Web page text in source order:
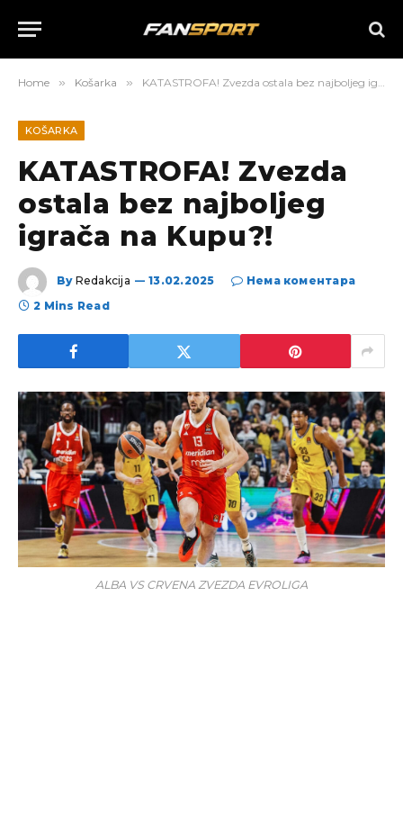
Home » Košarka » KATASTROFA! Zvezda ostala bez najboljeg igrača na Kupu?!
KOŠARKA
KATASTROFA! Zvezda
ostala bez najboljeg
igrača na Kupu?!
By Redakcija 13.02.2025
Нема коментара
2 Mins Read
ALBA VS CRVENA ZVEZDA EVROLIGA